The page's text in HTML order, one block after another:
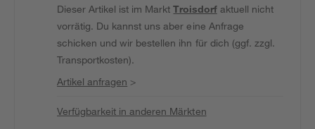
Dieser Artikel ist im MarktTroisdorfaktuell nicht
vorrätig. Du kannst uns aber eine Anfrage
schicken und wir bestellen ihn für dich (ggf. zzgl.
Transportkosten).
Artikel anfragen >
Verfügbarkeit in anderen Märkten